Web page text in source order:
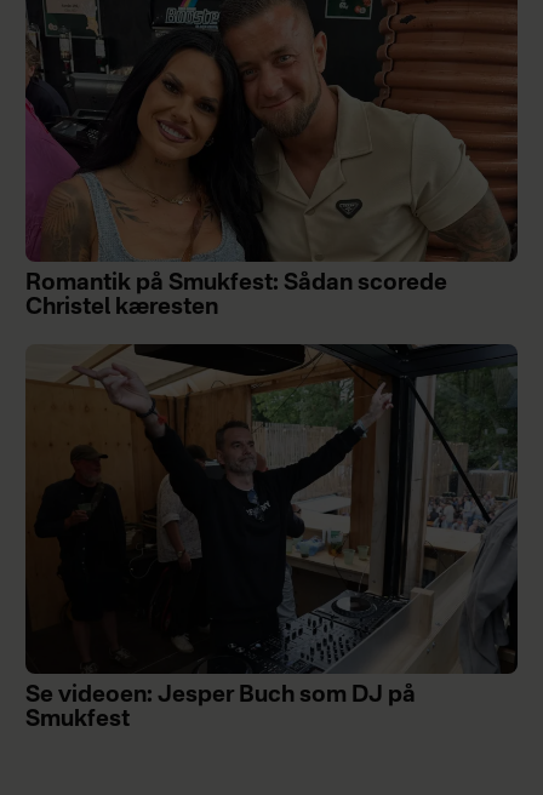
Romantik på Smukfest: Sådan scorede
Christel kæresten
Se videoen: Jesper Buch som DJ på
Smukfest